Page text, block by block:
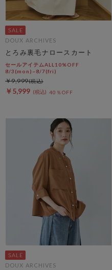
DOUX ARCHIVES
とろみ裏毛ナロースカート
セールアイテムALL10%OFF
8/3(mon)~8/7(fri)
￥5,999 40％OFF
￥9,999
DOUX ARCHIVES